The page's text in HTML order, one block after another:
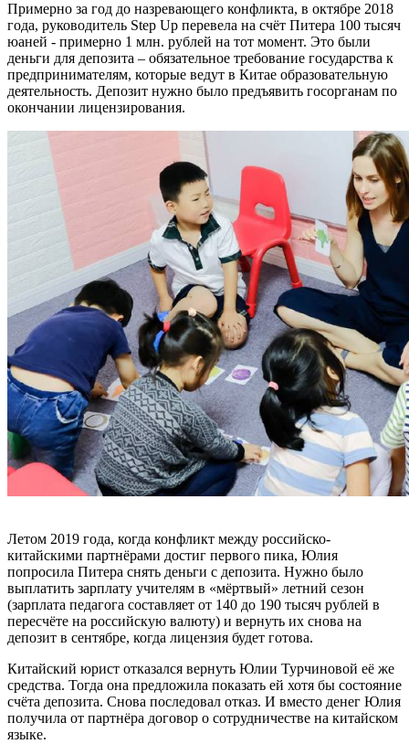
Примерно за год до назревающего конфликта, в октябре 2018
года, руководитель Step Up перевела на счёт Питера 100 тысяч
юаней - примерно 1 млн. рублей на тот момент. Это были
деньги для депозита – обязательное требование государства к
предпринимателям, которые ведут в Китае образовательную
деятельность. Депозит нужно было предъявить госорганам по
окончании лицензирования.
Летом 2019 года, когда конфликт между российско-
китайскими партнёрами достиг первого пика, Юлия
попросила Питера снять деньги с депозита. Нужно было
выплатить зарплату учителям в «мёртвый» летний сезон
(зарплата педагога составляет от 140 до 190 тысяч рублей в
пересчёте на российскую валюту) и вернуть их снова на
депозит в сентябре, когда лицензия будет готова.
Китайский юрист отказался вернуть Юлии Турчиновой её же
средства. Тогда она предложила показать ей хотя бы состояние
счёта депозита. Снова последовал отказ. И вместо денег Юлия
получила от партнёра договор о сотрудничестве на китайском
языке.